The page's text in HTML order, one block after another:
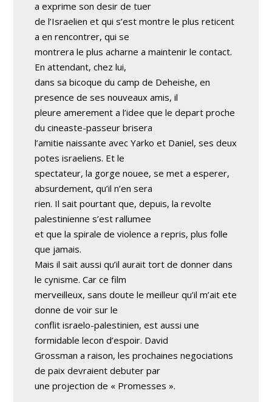
a exprime son desir de tuer
de l’Israelien et qui s’est montre le plus reticent
a en rencontrer, qui se
montrera le plus acharne a maintenir le contact.
En attendant, chez lui,
dans sa bicoque du camp de Deheishe, en
presence de ses nouveaux amis, il
pleure amerement a l’idee que le depart proche
du cineaste-passeur brisera
l’amitie naissante avec Yarko et Daniel, ses deux
potes israeliens. Et le
spectateur, la gorge nouee, se met a esperer,
absurdement, qu’il n’en sera
rien. Il sait pourtant que, depuis, la revolte
palestinienne s’est rallumee
et que la spirale de violence a repris, plus folle
que jamais.
Mais il sait aussi qu’il aurait tort de donner dans
le cynisme. Car ce film
merveilleux, sans doute le meilleur qu’il m’ait ete
donne de voir sur le
conflit israelo-palestinien, est aussi une
formidable lecon d’espoir. David
Grossman a raison, les prochaines negociations
de paix devraient debuter par
une projection de « Promesses ».